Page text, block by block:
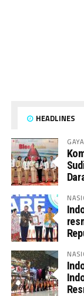
HEADLINES